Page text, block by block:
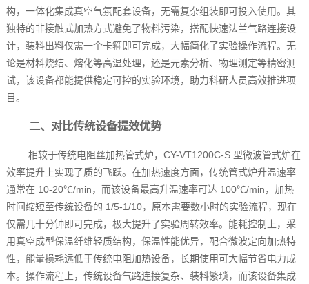
构，一体化集成真空气氛配套设备，无需复杂组装即可投入使用。其
独特的非接触式加热方式避免了物料污染，搭配快速法兰气路连接设
计，装料出料仅需一个卡箍即可完成，大幅简化了实验操作流程。无
论是材料烧结、熔化等高温处理，还是元素分析、物理测定等精密测
试，该设备都能提供稳定可控的实验环境，助力科研人员高效推进项
目。
二、对比传统设备提效优势
相较于传统电阻丝加热管式炉，CY-VT1200C-S 型微波管式炉在
效率提升上实现了质的飞跃。在加热速度方面，传统管式炉升温速率
通常在 10-20℃/min，而该设备最高升温速率可达 100℃/min，加热
时间缩短至传统设备的 1/5-1/10，原本需要数小时的实验流程，现在
仅需几十分钟即可完成，极大提升了实验周转效率。能耗控制上，采
用真空成型保温纤维轻质结构，保温性能优异，配合微波定向加热特
性，能量损耗远低于传统电阻加热设备，长期使用可大幅节省电力成
本。操作流程上，传统设备气路连接复杂、装料繁琐，而该设备集成